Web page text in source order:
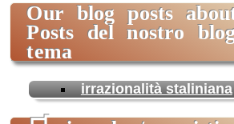
Our blog posts
Posts del nostro
tema
irrazionalità staliniana